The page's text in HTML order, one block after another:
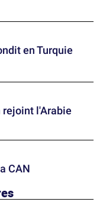
en Turquie
rejoint l'Arabie
CAN